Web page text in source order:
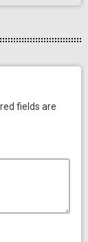
fields are